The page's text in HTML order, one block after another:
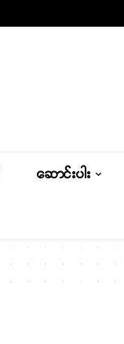
ဆောင်းပါး